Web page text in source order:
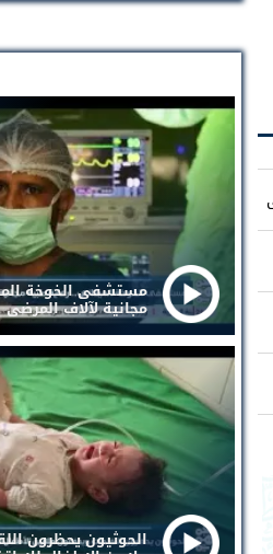
مستشفى الخوخة
مجانية لآلاف المرضى
الحوثيون يحظرون